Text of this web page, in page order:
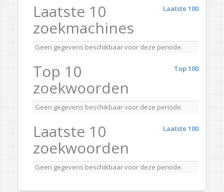
Laatste 100
Laatste 10
zoekmachines
Geen gegevens beschikbaar voor deze periode.
Top 100
Top 10
zoekwoorden
Geen gegevens beschikbaar voor deze periode.
Laatste 100
Laatste 10
zoekwoorden
Geen gegevens beschikbaar voor deze periode.